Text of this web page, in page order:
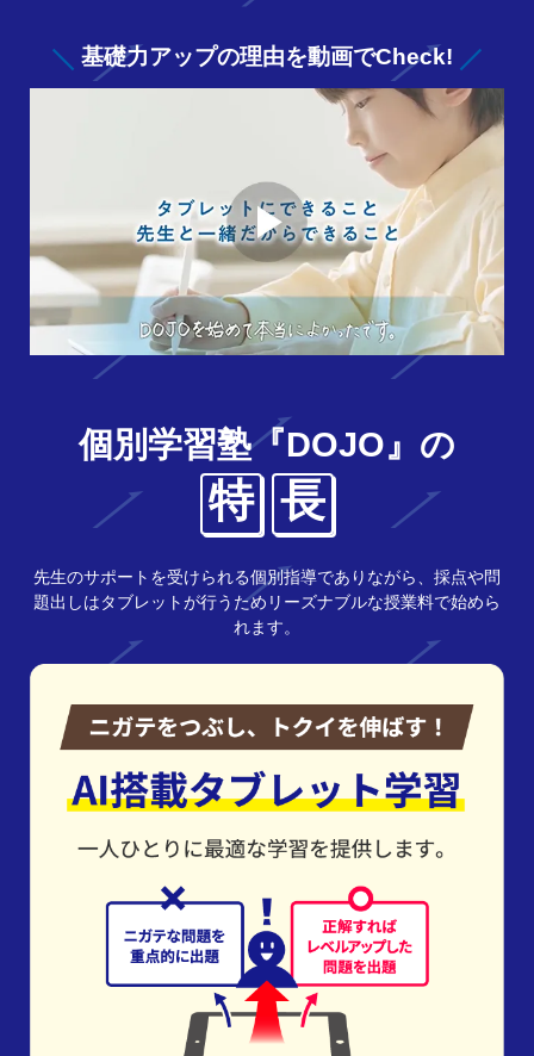
基礎力アップの理由を動画でCheck!
個別学習塾『DOJO』の
特 長
先生のサポートを受けられる個別指導でありながら、採点や問
題出しはタブレットが行うためリーズナブルな授業料で始めら
れます。